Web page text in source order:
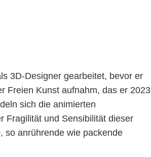
3D-Designer gearbeitet, bevor er
Freien Kunst aufnahm, das er 2023
sich die animierten
Fragilität und Sensibilität dieser
so anrührende wie packende